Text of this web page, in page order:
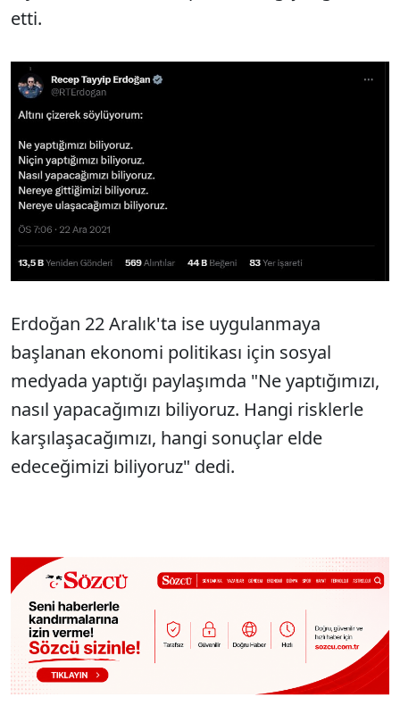
etti.
Erdoğan 22 Aralık'ta ise uygulanmaya
başlanan ekonomi politikası için sosyal
medyada yaptığı paylaşımda "Ne yaptığımızı,
nasıl yapacağımızı biliyoruz. Hangi risklerle
karşılaşacağımızı, hangi sonuçlar elde
edeceğimizi biliyoruz" dedi.